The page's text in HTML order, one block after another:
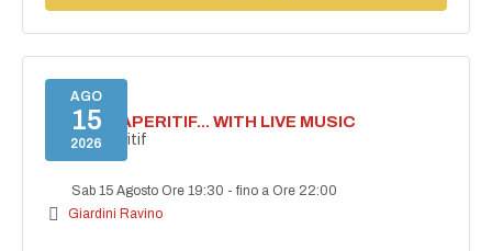
AGO
15
2026
SECRET APERITIF... WITH LIVE MUSIC
Secret aperitif
Sab 15 Agosto Ore 19:30 -fino a Ore 22:00
Giardini Ravino